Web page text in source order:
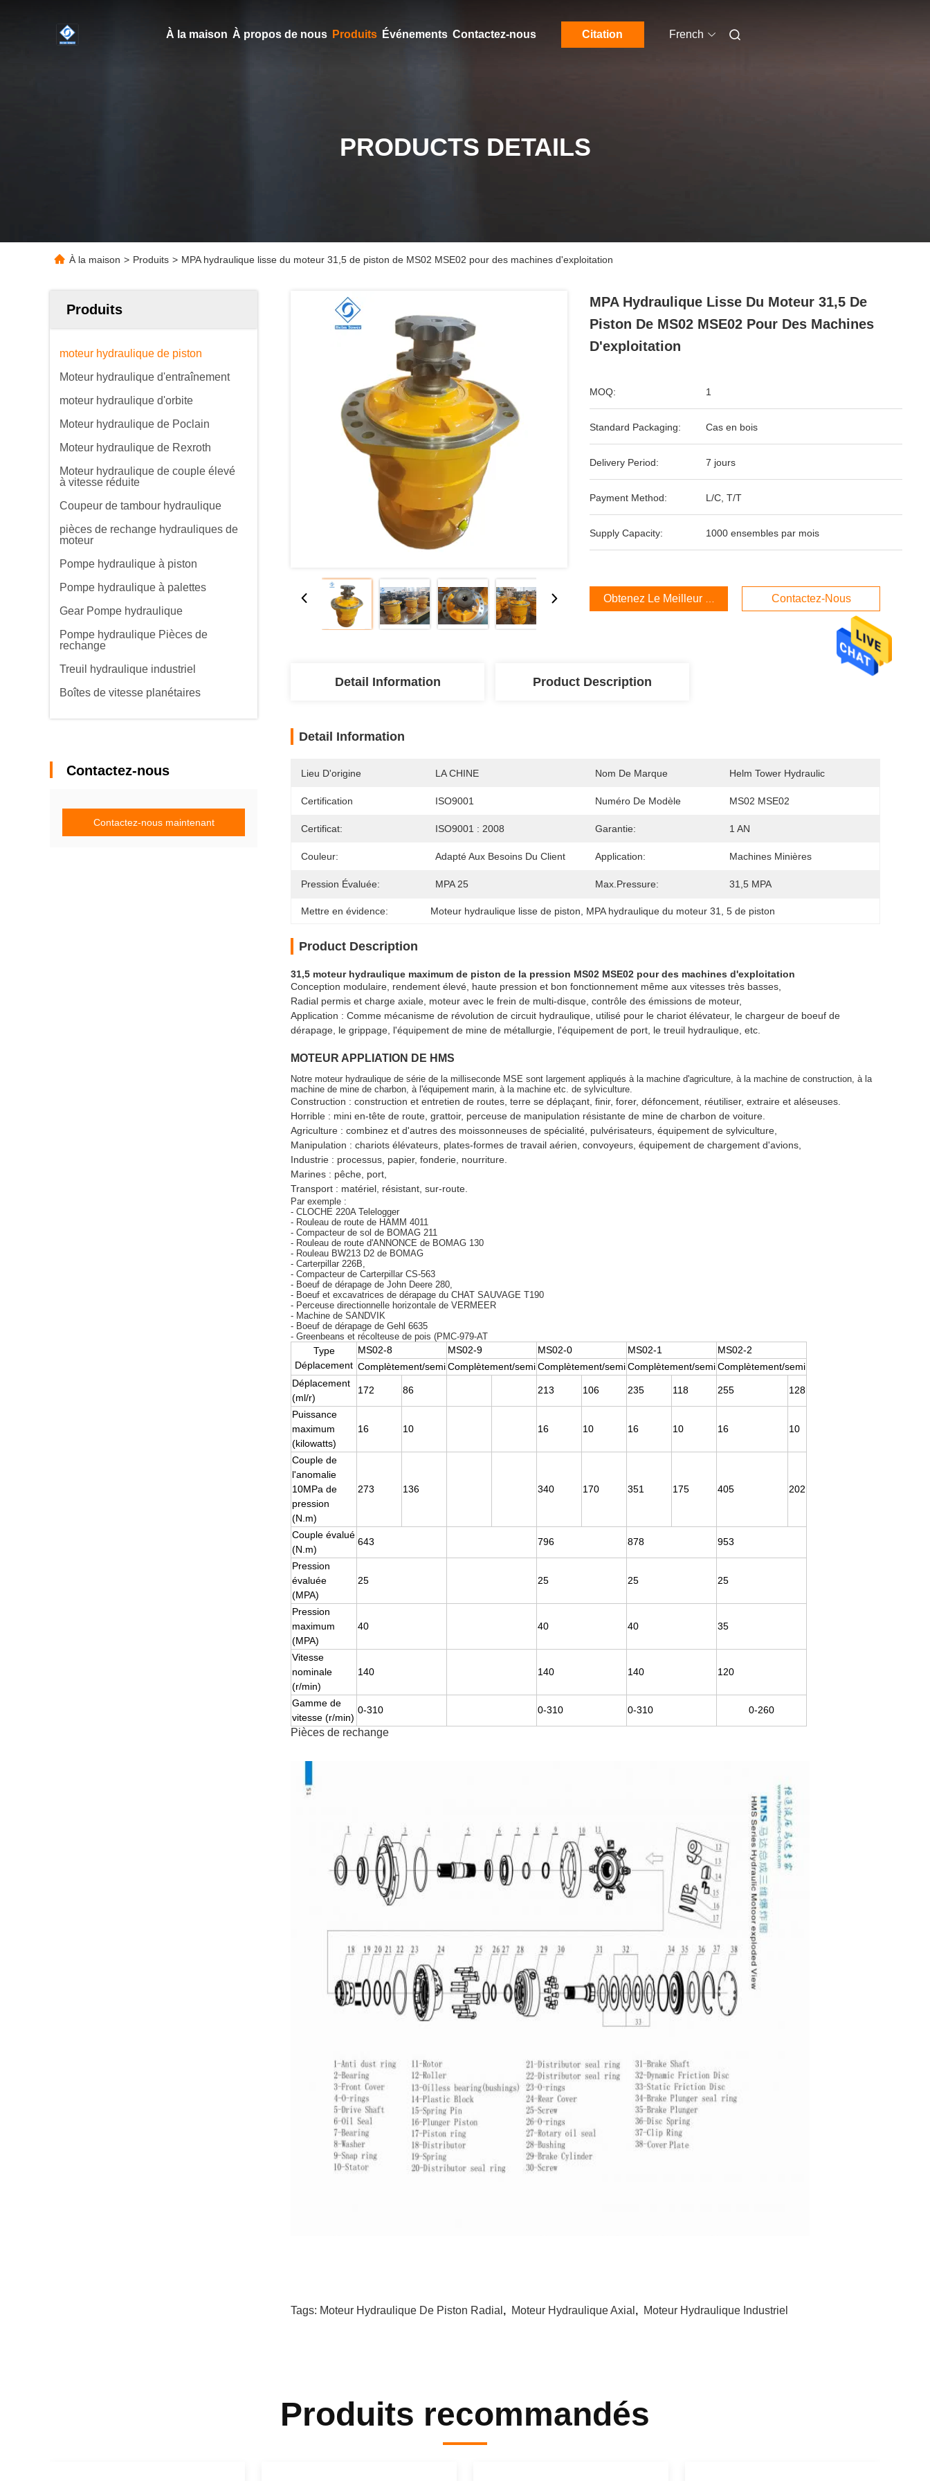
À la maison À propos de nous Produits Événements Contactez-nous Citation French
PRODUCTS DETAILS
À la maison > Produits > MPA hydraulique lisse du moteur 31,5 de piston de MS02 MSE02 pour des machines d'exploitation
Produits
moteur hydraulique de piston
Moteur hydraulique d'entraînement
moteur hydraulique d'orbite
Moteur hydraulique de Poclain
Moteur hydraulique de Rexroth
Moteur hydraulique de couple élevé
à vitesse réduite
Coupeur de tambour hydraulique
pièces de rechange hydrauliques de
moteur
Pompe hydraulique à piston
Pompe hydraulique à palettes
Gear Pompe hydraulique
Pompe hydraulique Pièces de
rechange
Treuil hydraulique industriel
Boîtes de vitesse planétaires
Contactez-nous
Contactez-nous maintenant
MPA Hydraulique Lisse Du Moteur 31,5 De
Piston De MS02 MSE02 Pour Des Machines
D'exploitation
MOQ: 1
Standard Packaging: Cas en bois
Delivery Period: 7 jours
Payment Method: L/C, T/T
Supply Capacity: 1000 ensembles par mois
Obtenez Le Meilleur Prix Contactez-Nous
Detail Information Product Description
Detail Information
Lieu D'origine LA CHINE Nom De Marque Helm Tower Hydraulic
Certification ISO9001 Numéro De Modèle MS02 MSE02
Certificat: ISO9001 : 2008 Garantie: 1 AN
Couleur: Adapté Aux Besoins Du Client Application: Machines Minières
Pression Évaluée: MPA 25 Max.Pressure: 31,5 MPA
Mettre en évidence: Moteur hydraulique lisse de piston MPA hydraulique du moteur 31 , 5 de piston
Product Description
31,5 moteur hydraulique maximum de piston de la pression MS02 MSE02 pour des machines d'exploitation
Conception modulaire, rendement élevé, haute pression et bon fonctionnement même aux vitesses très basses,
Radial permis et charge axiale, moteur avec le frein de multi-disque, contrôle des émissions de moteur,
Application : Comme mécanisme de révolution de circuit hydraulique, utilisé pour le chariot élévateur, le chargeur de boeuf de
dérapage, le grippage, l'équipement de mine de métallurgie, l'équipement de port, le treuil hydraulique, etc.
MOTEUR APPLIATION DE HMS
Notre moteur hydraulique de série de la milliseconde MSE sont largement appliqués à la machine d'agriculture, à la machine de construction, à la
machine de mine de charbon, à l'équipement marin, à la machine etc. de sylviculture.
Construction : construction et entretien de routes, terre se déplaçant, finir, forer, défoncement, réutiliser, extraire et aléseuses.
Horrible : mini en-tête de route, grattoir, perceuse de manipulation résistante de mine de charbon de voiture.
Agriculture : combinez et d'autres des moissonneuses de spécialité, pulvérisateurs, équipement de sylviculture,
Manipulation : chariots élévateurs, plates-formes de travail aérien, convoyeurs, équipement de chargement d'avions,
Industrie : processus, papier, fonderie, nourriture.
Marines : pêche, port,
Transport : matériel, résistant, sur-route.
Par exemple :
- CLOCHE 220A Telelogger
- Rouleau de route de HAMM 4011
- Compacteur de sol de BOMAG 211
- Rouleau de route d'ANNONCE de BOMAG 130
- Rouleau BW213 D2 de BOMAG
- Carterpillar 226B,
- Compacteur de Carterpillar CS-563
- Boeuf de dérapage de John Deere 280,
- Boeuf et excavatrices de dérapage du CHAT SAUVAGE T190
- Perceuse directionnelle horizontale de VERMEER
- Machine de SANDVIK
- Boeuf de dérapage de Gehl 6635
- Greenbeans et récolteuse de pois (PMC-979-AT
Type
Déplacement
MS02-8 MS02-9 MS02-0 MS02-1
MS02-2
Complètement/semiComplètement/semiComplètement/semiComplètement/semiComplètement/semi
Déplacement
(ml/r)
172 86 213 106 235 118 255 128
Puissance
maximum
(kilowatts)
16 10 16 10 16 10 16 10
Couple de
l'anomalie
10MPa de
pression
(N.m)
273 136 340 170 351 175 405 202
Couple évalué
(N.m)
643 796 878 953
Pression
évaluée
(MPA)
25 25 25 25
Pression
maximum
(MPA)
40 40 40 35
Vitesse
nominale
(r/min)
140 140 140 120
Gamme de
vitesse (r/min)
0-310 0-310 0-310 0-260
Pièces de rechange
Tags: Moteur Hydraulique De Piston Radial , Moteur Hydraulique Axial , Moteur Hydraulique Industriel
Produits recommandés